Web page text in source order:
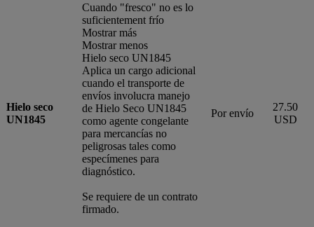
Hielo seco
UN1845
Cuando "fresco" no es lo
suficientement frío
Mostrar más
Mostrar menos
Hielo seco UN1845
Aplica un cargo adicional
cuando el transporte de
envíos involucra manejo
de Hielo Seco UN1845
como agente congelante
para mercancías no
peligrosas tales como
especímenes para
diagnóstico.
Se requiere de un contrato
firmado.
Por envío
27.50
USD